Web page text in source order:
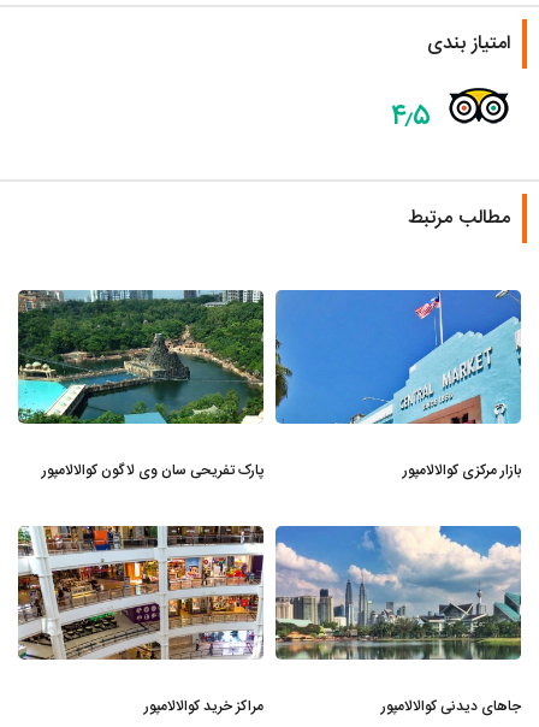
امتیاز بندی
۴٫۵
مطالب مرتبط
بازار مرکزی کوالالامپور پارک تفریحی سان وی لاگون کوالالامپور
جاهای دیدنی کوالالامپور مراکز خرید کوالالامپور